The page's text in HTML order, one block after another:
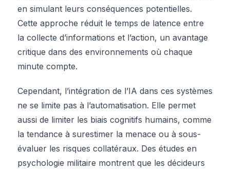
en simulant leurs conséquences potentielles.
Cette approche réduit le temps de latence entre
la collecte d’informations et l’action, un avantage
critique dans des environnements où chaque
minute compte.
Cependant, l’intégration de l’IA dans ces systèmes
ne se limite pas à l’automatisation. Elle permet
aussi de limiter les biais cognitifs humains, comme
la tendance à surestimer la menace ou à sous-
évaluer les risques collatéraux. Des études en
psychologie militaire montrent que les décideurs